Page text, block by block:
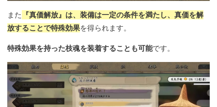
また 『真価解放』は、装備は一定の条件を満たし、真価を解
放することで特殊効果を得られます。
特殊効果を持った枝魂を装着することも可能です。